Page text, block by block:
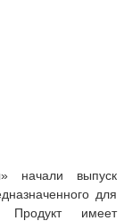
начали выпуск
для
Продукт имеет